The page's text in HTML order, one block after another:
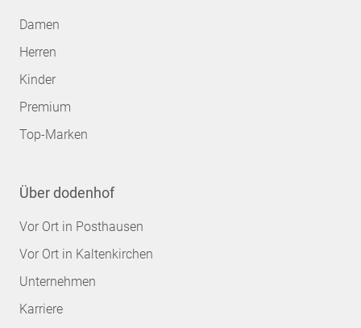
Damen
Herren
Kinder
Premium
Top-Marken
Über dodenhof
Vor Ort in Posthausen
Vor Ort in Kaltenkirchen
Unternehmen
Karriere